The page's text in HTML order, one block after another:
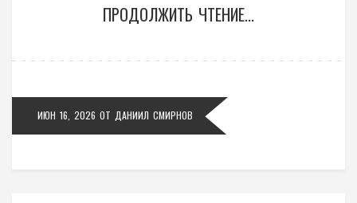
ПРОДОЛЖИТЬ ЧТЕНИЕ...
ИЮН 16, 2026 ОТ ДАНИИЛ СМИРНОВ